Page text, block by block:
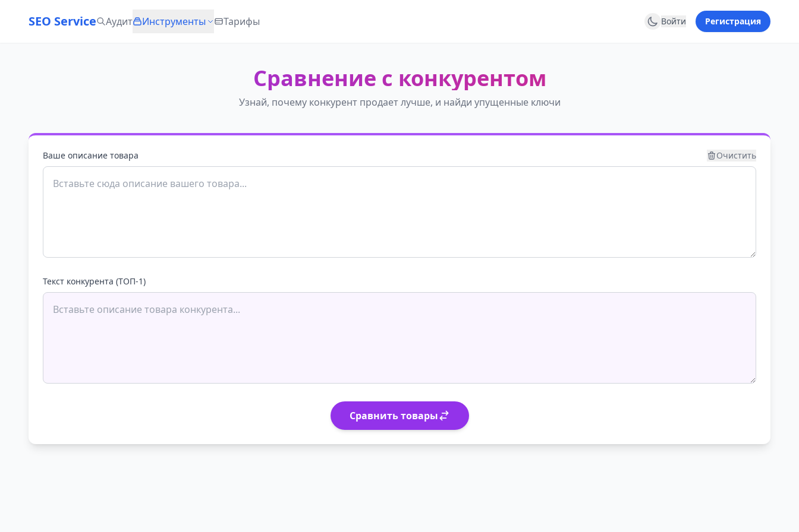
SEO Service Аудит Инструменты Тарифы Войти Регистрация
Сравнение с конкурентом
Узнай, почему конкурент продает лучше, и найди упущенные ключи
Ваше описание товара Очистить
Текст конкурента (ТОП-1)
Сравнить товары